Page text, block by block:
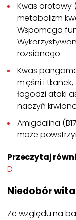
Kwas orotowy
metabolizm
Wspomaga
rozsianego.
Kwas
mięśni i
łagodzi ataki
naczyń
Amigdalina
może
Przeczytaj
D
Niedobór
Ze względu na